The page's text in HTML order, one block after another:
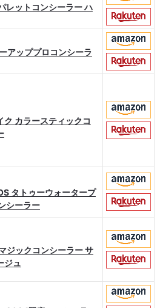
レットコンシーラー ハ
アッププロコンシーラ
ク カラースティックコ
タトゥーウォータープ
シーラー
ジックコンシーラー サ
ジュ